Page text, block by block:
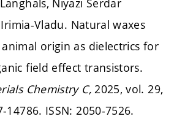
Niyazi Serdar
Vladu. Natural waxes
origin as dielectrics for
field effect transistors.
Chemistry C,2025, vol. 29,
14786. ISSN: 2050-7526.